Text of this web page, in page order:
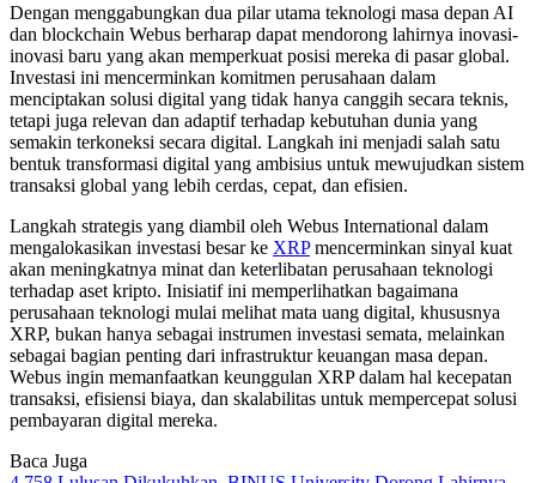
Dengan menggabungkan dua pilar utama teknologi masa depan AI
dan blockchain Webus berharap dapat mendorong lahirnya inovasi-
inovasi baru yang akan memperkuat posisi mereka di pasar global.
Investasi ini mencerminkan komitmen perusahaan dalam
menciptakan solusi digital yang tidak hanya canggih secara teknis,
tetapi juga relevan dan adaptif terhadap kebutuhan dunia yang
semakin terkoneksi secara digital. Langkah ini menjadi salah satu
bentuk transformasi digital yang ambisius untuk mewujudkan sistem
transaksi global yang lebih cerdas, cepat, dan efisien.
Langkah strategis yang diambil oleh Webus International dalam
mengalokasikan investasi besar ke XRPmencerminkan sinyal kuat
akan meningkatnya minat dan keterlibatan perusahaan teknologi
terhadap aset kripto. Inisiatif ini memperlihatkan bagaimana
perusahaan teknologi mulai melihat mata uang digital, khususnya
XRP, bukan hanya sebagai instrumen investasi semata, melainkan
sebagai bagian penting dari infrastruktur keuangan masa depan.
Webus ingin memanfaatkan keunggulan XRP dalam hal kecepatan
transaksi, efisiensi biaya, dan skalabilitas untuk mempercepat solusi
pembayaran digital mereka.
Baca Juga